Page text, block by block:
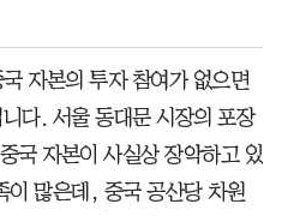
자본의 투자 참여가 없으면
다. 서울 동대문 시장의 포장
국 자본이 사실상 장악하고 있
이 많은데, 중국 공산당 차원